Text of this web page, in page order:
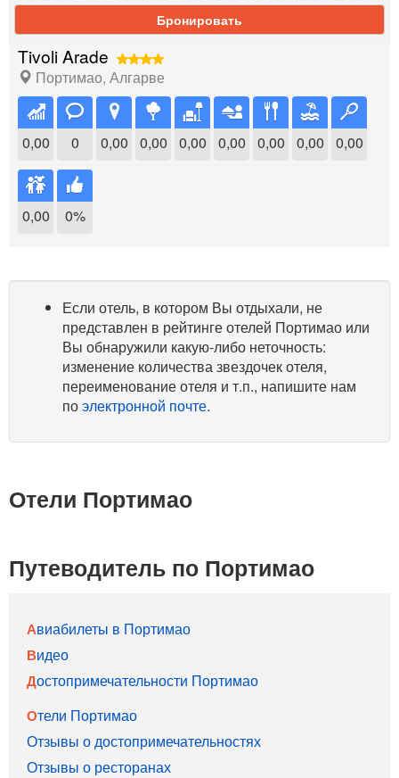
Бронировать
Tivoli Arade
Портимао, Алгарве
0,00 0 0,00 0,00 0,00 0,00 0,00 0,00 0,00
0,00 0%
Если отель, в котором Вы отдыхали, не
представлен в рейтинге отелей Портимао или
Вы обнаружили какую-либо неточность:
изменение количества звездочек отеля,
переименование отеля и т.п., напишите нам
поэлектронной почте.
Отели Портимао
Путеводитель по Портимао
Авиабилеты в Портимао
Видео
Достопримечательности Портимао
Отели Портимао
Отзывы о достопримечательностях
Отзывы о ресторанах